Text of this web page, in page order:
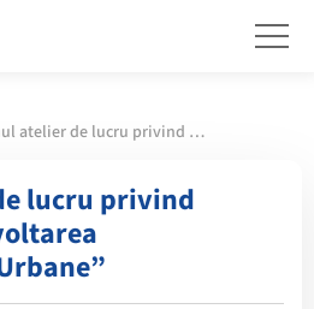
Primul atelier de lucru privind proiectul „Dezvoltarea Infrastructurii Urbane”
lucru privind